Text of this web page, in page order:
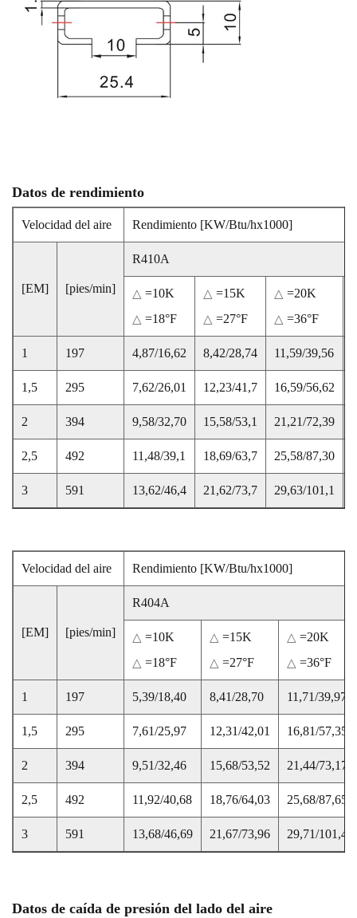
Datos de rendimiento
Velocidad del aire Rendimiento [KW/Btu/hx1000]
[EM] [pies/min]
R410A
△ =10K
△ =18°F
△ =15K
△ =27°F
△ =20K
△ =36°F
1 197 4,87/16,62 8,42/28,74 11,59/39,56
1,5 295 7,62/26,01 12,23/41,7 16,59/56,62
2 394 9,58/32,70 15,58/53,1 21,21/72,39
2,5 492 11,48/39,1 18,69/63,7 25,58/87,30
3 591 13,62/46,4 21,62/73,7 29,63/101,1
Velocidad del aire Rendimiento [KW/Btu/hx1000]
[EM] [pies/min]
R404A
△ =10K
△ =18°F
△ =15K
△ =27°F
△ =20K
△ =36°F
1 197 5,39/18,40 8,41/28,70 11,71/39,97
1,5 295 7,61/25,97 12,31/42,01 16,81/57,35
2 394 9,51/32,46 15,68/53,52 21,44/73,17
2,5 492 11,92/40,68 18,76/64,03 25,68/87,65
3 591 13,68/46,69 21,67/73,96 29,71/101,40
Datos de caída de presión del lado del aire